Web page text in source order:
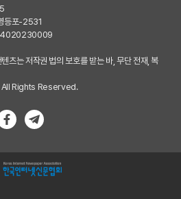
등포-2531
는 저작권 법의 보호를 받는 바, 무단 전재, 복
Rights Reserved.